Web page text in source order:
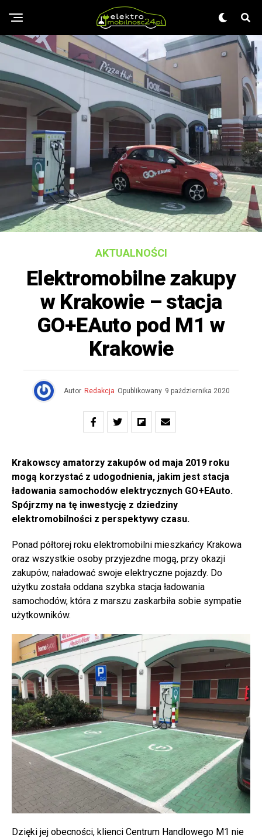
AKTUALNOŚCI
Elektromobilne zakupy
w Krakowie – stacja
GO+EAuto pod M1 w
Krakowie
Autor Redakcja Opublikowany 9 października 2020
Krakowscy amatorzy zakupów od maja 2019 roku
mogą korzystać z udogodnienia, jakim jest stacja
ładowania samochodów elektrycznych GO+EAuto.
Spójrzmy na tę inwestycję z dziedziny
elektromobilności z perspektywy czasu.
Ponad półtorej roku elektromobilni mieszkańcy Krakowa
oraz wszystkie osoby przyjezdne mogą, przy okazji
zakupów, naładować swoje elektryczne pojazdy. Do
użytku została oddana szybka stacja ładowania
samochodów, która z marszu zaskarbiła sobie sympatie
użytkowników.
Dzięki jej obecności, klienci Centrum Handlowego M1 nie